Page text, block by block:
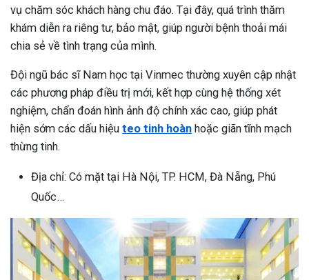
vụ chăm sóc khách hàng chu đáo. Tại đây, quá trình thăm
khám diễn ra riêng tư, bảo mật, giúp người bệnh thoải mái
chia sẻ về tình trạng của mình.
Đội ngũ bác sĩ Nam học tại Vinmec thường xuyên cập nhật
các phương pháp điều trị mới, kết hợp cùng hệ thống xét
nghiệm, chẩn đoán hình ảnh độ chính xác cao, giúp phát
hiện sớm các dấu hiệu teo tinh hoàn hoặc giãn tĩnh mạch
thừng tinh.
Địa chỉ: Có mặt tại Hà Nội, TP. HCM, Đà Nẵng, Phú
Quốc…